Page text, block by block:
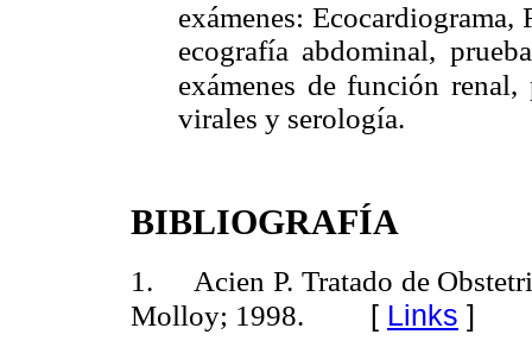
exámenes:
ecografía abdominal,
exámenes de función
virales y serología.
BIBLIOGRAFÍA
1.
Acien P. Tratado de
Molloy; 1998. [ Links ]